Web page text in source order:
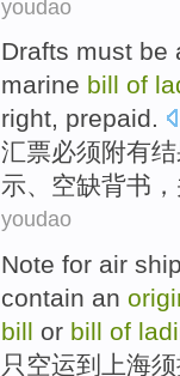
youdao
Drafts must be
marine bill of
right, prepaid.
汇票必须附有
示、空缺背书
youdao
Note for air
contain an
bill or bill of
只 空运到 上海须